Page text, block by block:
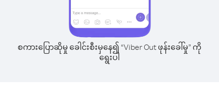
စကားပြောဆိုမှု ခေါင်းစီးမှနေ၍ “Viber Out ဖုန်းခေါ်မှု” ကို
ရွေးပါ